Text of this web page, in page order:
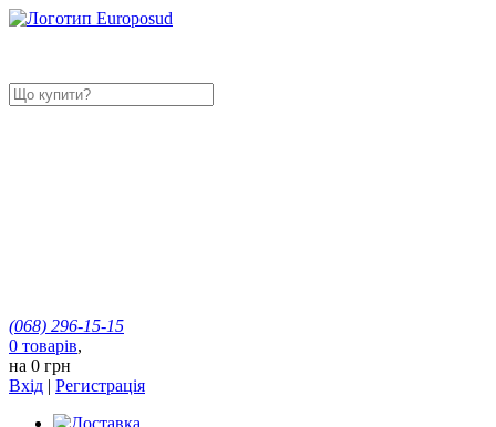
(068) 296-15-15
0 товарів,
на 0 грн
Вхід | Регистрація